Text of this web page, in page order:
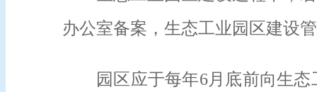
办公室备案，生态工业园区建设
园区应于每年6月底前向生